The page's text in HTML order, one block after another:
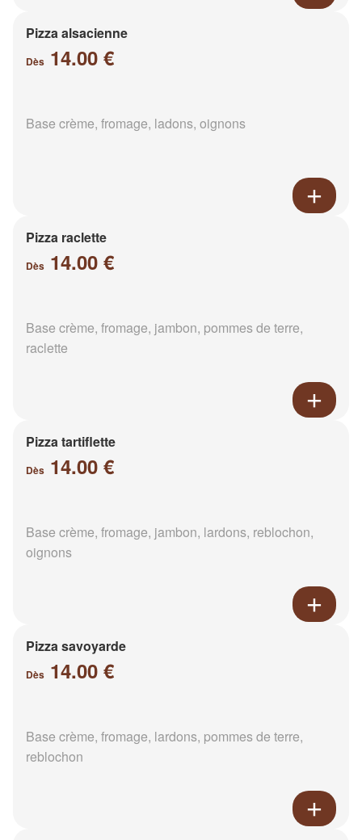
Pizza alsacienne
Dès 14.00 €
Base crème, fromage, ladons, oignons
Pizza raclette
Dès 14.00 €
Base crème, fromage, jambon, pommes de terre,
raclette
Pizza tartiflette
Dès 14.00 €
Base crème, fromage, jambon, lardons, reblochon,
oignons
Pizza savoyarde
Dès 14.00 €
Base crème, fromage, lardons, pommes de terre,
reblochon